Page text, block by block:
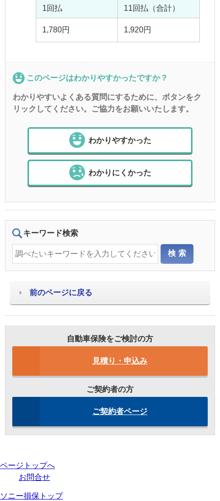
1回払 11回払（合計）
1,780円 1,920円
このページはわかりやすかったですか？
わかりやすいよくある質問にするために、ボタンをク
リックしてください。ご協力をお願いいたします。
わかりやすかった
わかりにくかった
キーワード検索
前のページに戻る
自動車保険をご検討の方
見積り・申込み
ご契約者の方
ご契約者ページ
ページトップへ
お問合せ
ソニー損保トップ